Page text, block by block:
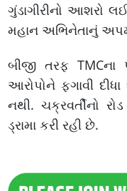
ગુંડાગીરીનો આશરો
મહાન અભિનેતાનું
બીજી તરફ TMCના
આરોપોને ફગાવી
નથી. ચક્રવર્તીનો
ડ્રામા કરી રહી છે.